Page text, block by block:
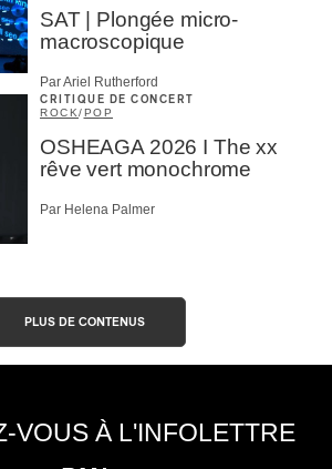
SAT | Plongée micro-
macroscopique
Par Ariel Rutherford
CRITIQUE DE CONCERT
ROCK/POP
OSHEAGA 2026 I The xx
rêve vert monochrome
Par Helena Palmer
PLUS DE CONTENUS
VOUS À L'INFOLETTRE